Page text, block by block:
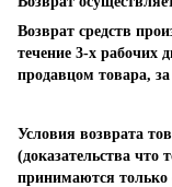
Возврат средств
течение 3-х рабочих
продавцом товара,
Условия возврата
(доказательства что
принимаются только